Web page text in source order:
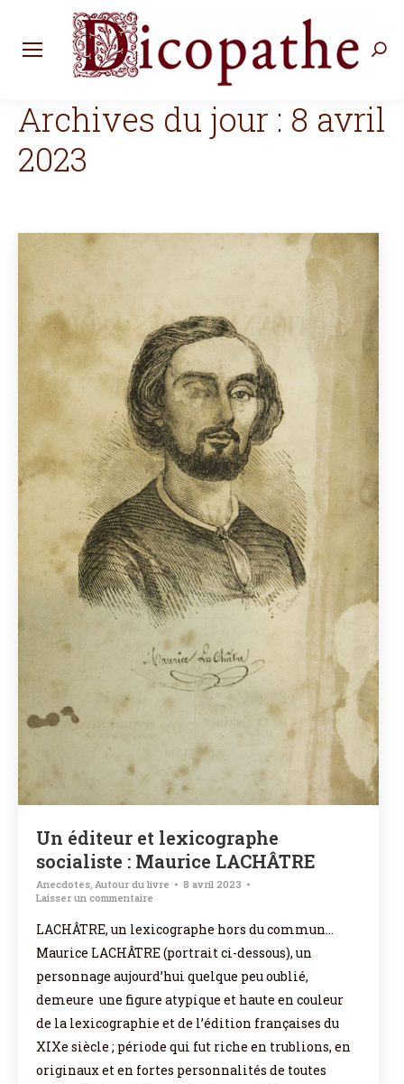
Archives du jour : 8 avril
2023
Un éditeur et lexicographe
socialiste : Maurice LACHÂTRE
Anecdotes, Autour du livre
8 avril 2023
Laisser un commentaire
LACHÂTRE, un lexicographe hors du commun…
Maurice LACHÂTRE (portrait ci-dessous), un
personnage aujourd’hui quelque peu oublié,
demeure une figure atypique et haute en couleur
de la lexicographie et de l’édition françaises du
XIXe siècle ; période qui fut riche en trublions, en
originaux et en fortes personnalités de toutes